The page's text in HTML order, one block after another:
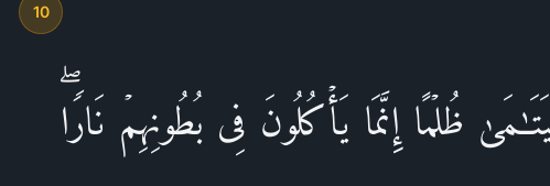
10
ظُلۡمًا إِنَّمَا یَأۡكُلُونَ فِی بُطُونِهِمۡ نَارࣰاۖ